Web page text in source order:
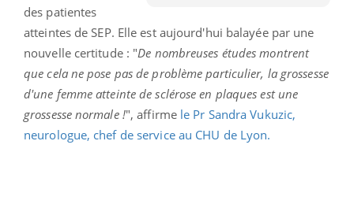
des patientes
atteintes de SEP. Elle est aujourd'hui balayée par une
nouvelle certitude : "De nombreuses études montrent
que cela ne pose pas de problème particulier, la grossesse
d'une femme atteinte de sclérose en plaques est une
grossesse normale !", affirme le Pr Sandra Vukuzic,
neurologue, chef de service au CHU de Lyon.